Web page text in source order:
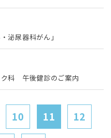
泌尿器科がん」
ク科 午後健診のご案内
10 11 12